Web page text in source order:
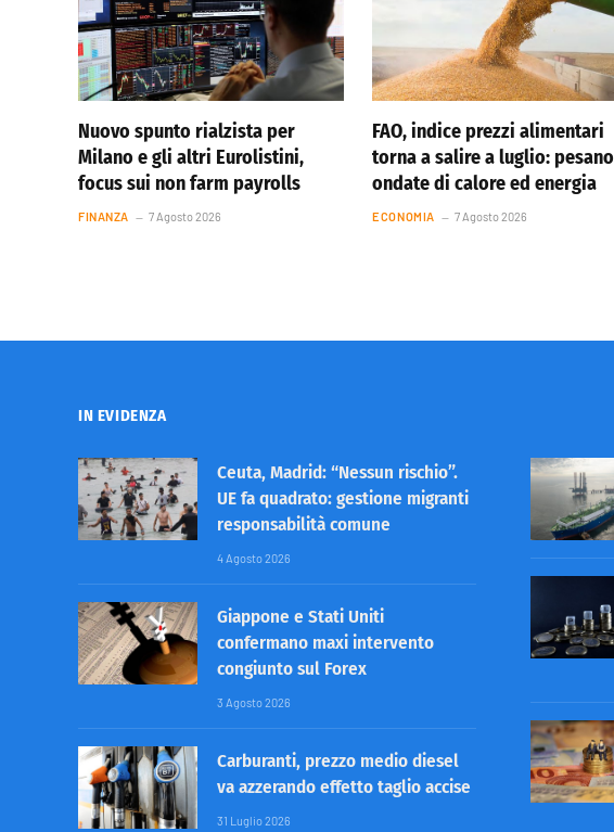
Nuovo spunto rialzista per
Milano e gli altri Eurolistini,
focus sui non farm payrolls
FINANZA 7 Agosto 2026
FAO, indice prezzi alimentari
torna a salire a luglio: pesano
ondate di calore ed energia
ECONOMIA 7 Agosto 2026
IN EVIDENZA
Ceuta, Madrid: “Nessun rischio”.
UE fa quadrato: gestione migranti
responsabilità comune
4 Agosto 2026
Giappone e Stati Uniti
confermano maxi intervento
congiunto sul Forex
3 Agosto 2026
Carburanti, prezzo medio diesel
va azzerando effetto taglio accise
31 Luglio 2026